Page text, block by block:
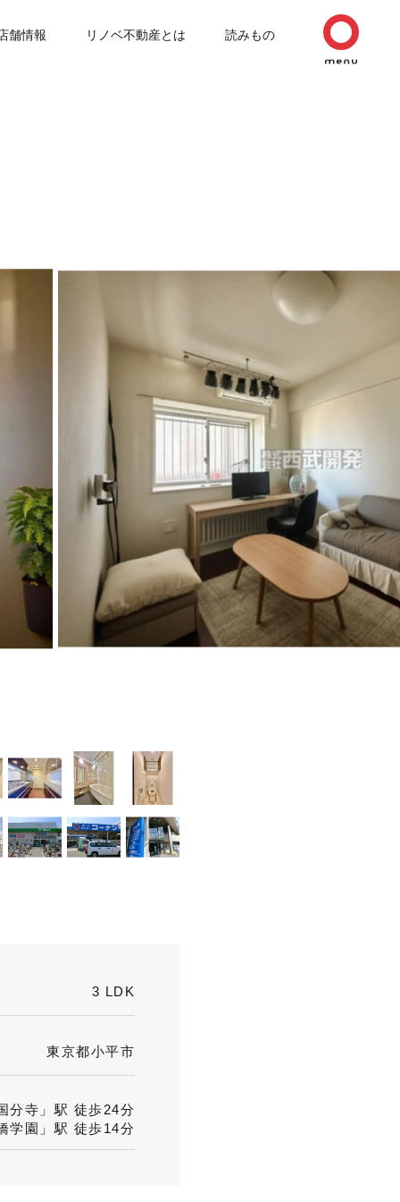
舗情報 リノベ不動産とは 読みもの
3 LDK
東京都小平市
分寺」駅 徒歩24分
学園」駅 徒歩14分